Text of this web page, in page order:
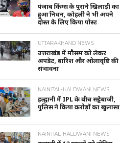
पंजाब किंग्स के पुराने खिलाड़ी का
हुआ निधन, कोहली ने भी अपने
दोस्त के लिए किया पोस्ट
UTTARAKHAND NEWS
उत्तराखंड में मौसम को लेकर
अपडेट, बारिश और ओलावृष्टि की
संभावना
NAINITAL-HALDWANI NEWS
हल्द्वानी में IPL के बीच सट्टेबाजी,
पुलिस ने किया करोड़ों का खुलासा
NAINITAL-HALDWANI NEWS